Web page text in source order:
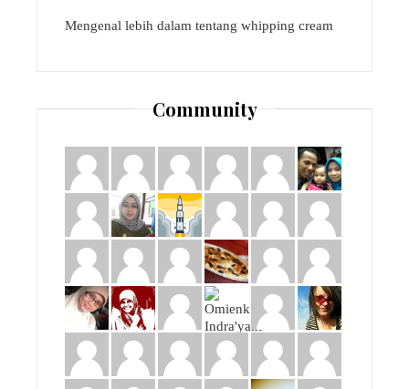
Mengenal lebih dalam tentang whipping cream
Community